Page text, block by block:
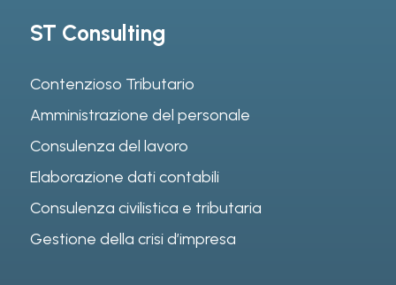
ST Consulting
Contenzioso Tributario
Amministrazione del personale
Consulenza del lavoro
Elaborazione dati contabili
Consulenza civilistica e tributaria
Gestione della crisi d’impresa